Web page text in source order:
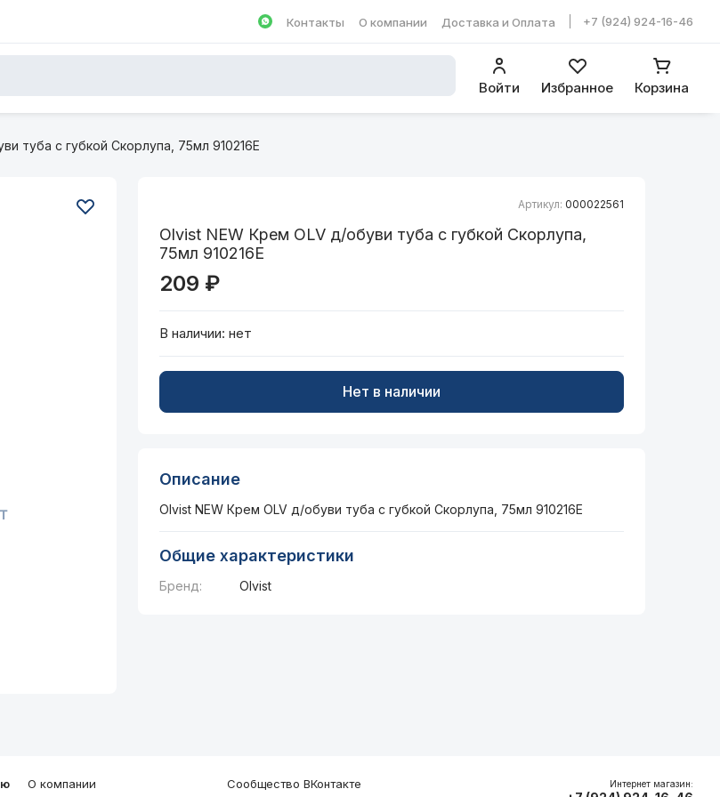
Написать в WhatsApp
Контакты О компании Доставка и Оплата +7 (924) 924-16-46
Войти Избранное Корзина
туба с губкой Скорлупа, 75мл 910216Е
Артикул: 000022561
Olvist NEW Крем OLV д/обуви туба с губкой Скорлупа,
75мл 910216Е
209 ₽
В наличии: нет
Нет в наличии
Описание
Olvist NEW Крем OLV д/обуви туба с губкой Скорлупа, 75мл 910216Е
Общие характеристики
Бренд: Olvist
О компании Сообщество ВКонтакте Интернет магазин: